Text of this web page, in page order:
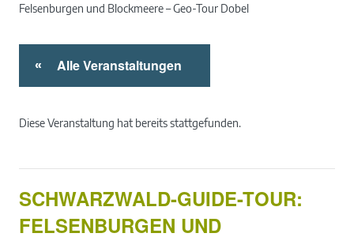
Felsenburgen und Blockmeere – Geo-Tour Dobel
« Alle Veranstaltungen
Diese Veranstaltung hat bereits stattgefunden.
SCHWARZWALD-GUIDE-TOUR:
FELSENBURGEN UND